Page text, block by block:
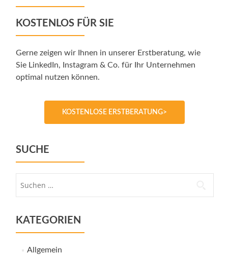
KOSTENLOS FÜR SIE
Gerne zeigen wir Ihnen in unserer Erstberatung, wie
Sie LinkedIn, Instagram & Co. für Ihr Unternehmen
optimal nutzen können.
KOSTENLOSE ERSTBERATUNG>
SUCHE
KATEGORIEN
Allgemein